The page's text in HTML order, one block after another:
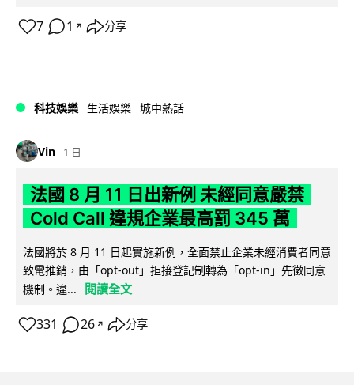
7 1 ↗ 分享
科技娛樂 生活娛樂 城中熱話
Vin 1 日
法國 8 月 11 日出新例 未經同意嚴禁
Cold Call 違規企業最高罰 345 萬
法國將於 8 月 11 日起實施新例，全面禁止企業未經消費者同意
致電推銷，由「opt-out」拒接登記制轉為「opt-in」先徵同意
機制。違...
閱讀全文
331 26 ↗ 分享